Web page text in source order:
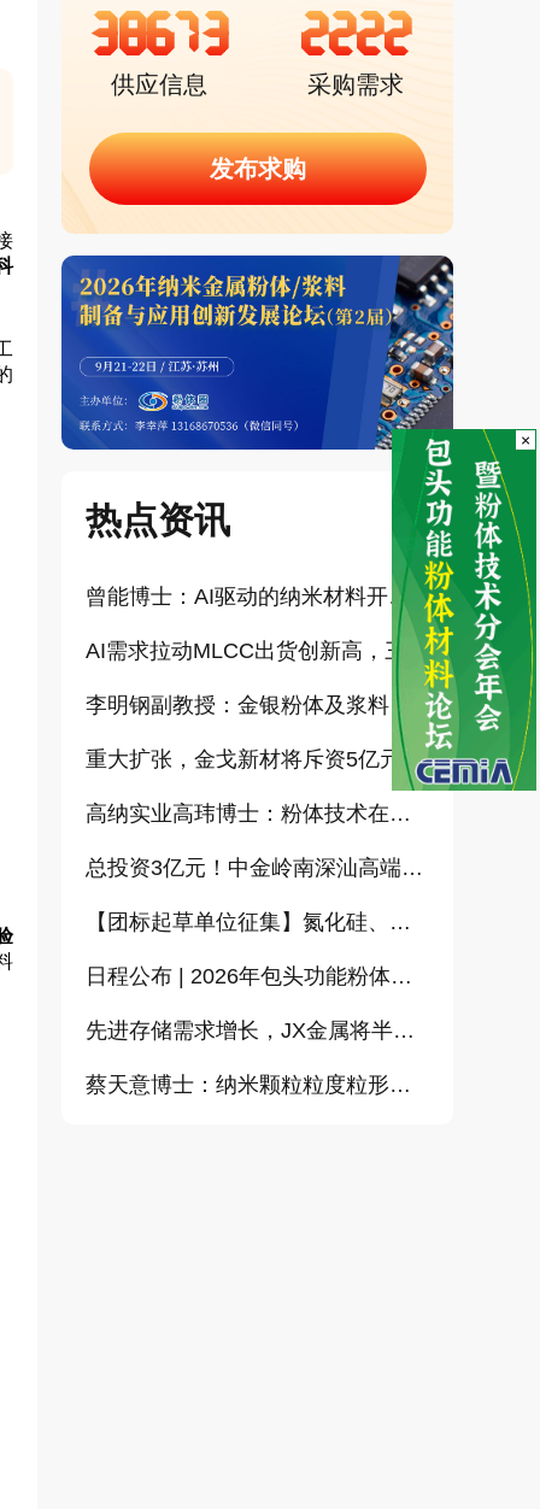
38673
供应信息
2222
采购需求
发布求购
热点资讯
曾能博士：AI驱动的纳米材料开发新范式技术研究及基地建设（报告）
AI需求拉动MLCC出货创新高，三星、太阳诱电相继涨价
李明钢副教授：金银粉体及浆料增值化路径探讨（报告）
重大扩张，金戈新材将斥资5亿元打造“功能性粉体新材料智能制造基地”
高纳实业高玮博士：粉体技术在电池材料工业中的进展与需求（报告）
总投资3亿元！中金岭南深汕高端金属复合材料扩产项目正式开工
【团标起草单位征集】氮化硅、金刚石、碳化铪、氧化铝等
日程公布 | 2026年包头功能粉体论坛暨CEMIA粉体技术分会2026年会
先进存储需求增长，JX金属将半导体溅射靶材加工能力提升至约2倍
蔡天意博士：纳米颗粒粒度粒形定量测量（偏振图像动态光散射）新技术
×